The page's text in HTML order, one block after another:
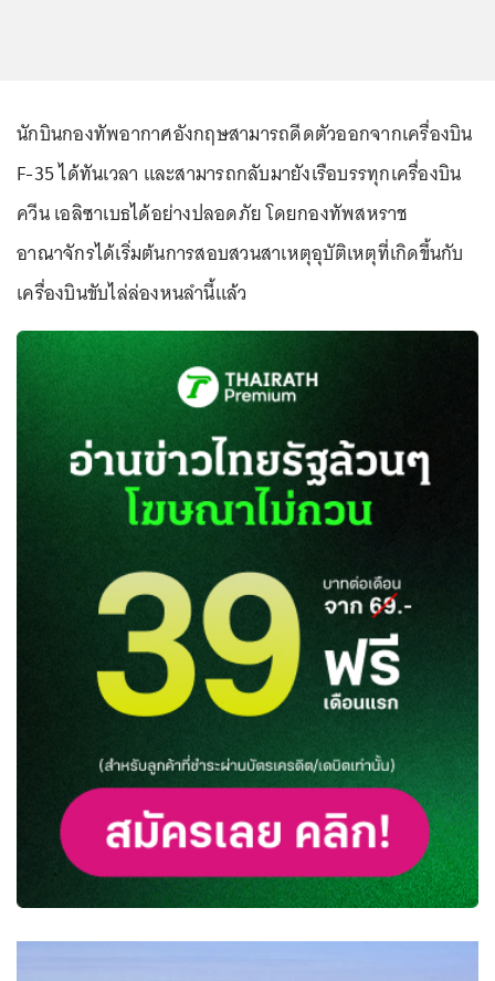
นักบินกองทัพอากาศอังกฤษสามารถดีดตัวออกจากเครื่องบิน
F-35 ได้ทันเวลา และสามารถกลับมายังเรือบรรทุกเครื่องบิน
ควีน เอลิซาเบธได้อย่างปลอดภัย โดยกองทัพสหราช
อาณาจักรได้เริ่มต้นการสอบสวนสาเหตุอุบัติเหตุที่เกิดขึ้นกับ
เครื่องบินขับไล่ล่องหนลำนี้แล้ว